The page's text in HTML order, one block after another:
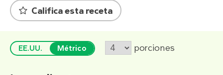
Califica esta receta
EE.UU. Métrico porciones